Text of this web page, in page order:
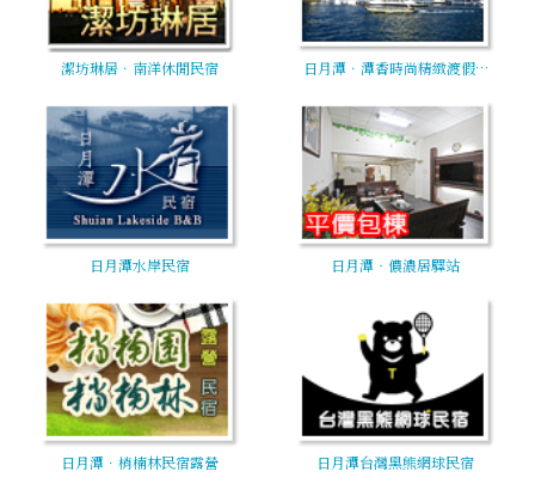
潔坊琳居．南洋休閒民宿 日月潭．潭香時尚精緻渡假…
日月潭水岸民宿 日月潭‧儂濃居驛站
日月潭．梢楠林民宿露營 日月潭台灣黑熊網球民宿